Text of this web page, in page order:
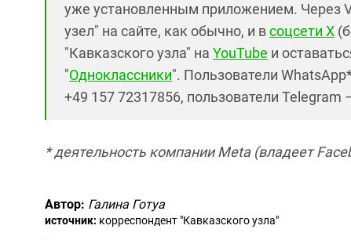
уже установленным приложением. Через
узел" на сайте, как обычно, и всоцсети X
"Кавказского узла" на YouTube и
"Одноклассники". Пользователи
+49 157 72317856, пользователи
* деятельность компании Meta (владеет
Автор: Галина Готуа
источник: корреспондент "Кавказского узла"